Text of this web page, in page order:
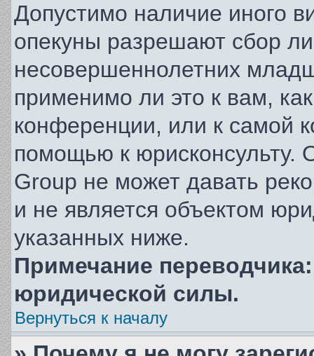
Допустимо наличие иного
опекуны разрешают сбор
несовершеннолетних
применимо ли это к вам,
конференции, или к самой
помощью к юрисконсульту.
Group не может давать
и не является объектом
указанных ниже.
Примечание
юридической силы.
Вернуться к началу